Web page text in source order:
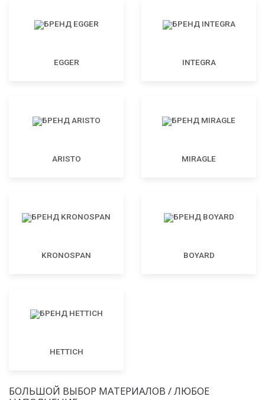
EGGER INTEGRA
ARISTO MIRAGLE
KRONOSPAN BOYARD
HETTICH
БОЛЬШОЙ ВЫБОР МАТЕРИАЛОВ / ЛЮБОЕ